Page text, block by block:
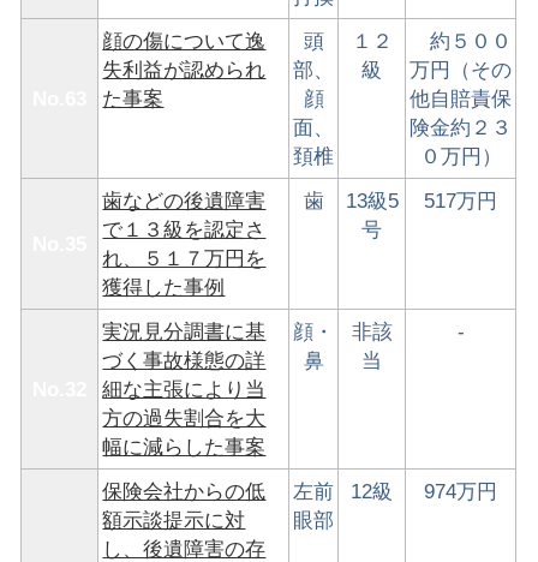
顔の傷について逸
失利益が認められ
た事案
頭
部、
顔
面、
頚椎
１２
級
約５００
万円（その
他自賠責保
険金約２３
０万円）
歯などの後遺障害
で１３級を認定さ
れ、５１７万円を
獲得した事例
歯
13級5
号
517万円
実況見分調書に基
づく事故様態の詳
細な主張により当
方の過失割合を大
幅に減らした事案
顔・
鼻
非該
当
-
保険会社からの低
額示談提示に対
し、後遺障害の存
左前
眼部
12級 974万円